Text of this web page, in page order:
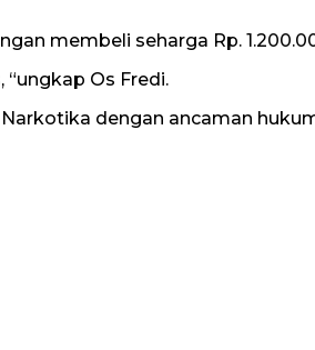
membeli seharga Rp.
Os Fredi.
dengan ancaman